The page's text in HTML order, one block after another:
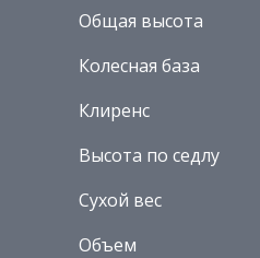
Общая высота
Колесная база
Клиренс
Высота по седлу
Сухой вес
Объем